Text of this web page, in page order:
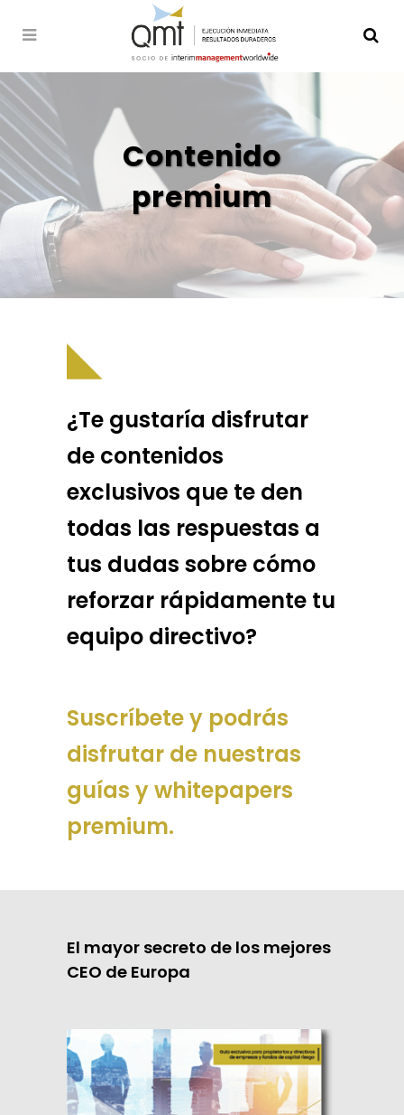
Contenido
premium
¿Te gustaría disfrutar
de contenidos
exclusivos que te den
todas las respuestas a
tus dudas sobre cómo
reforzar rápidamente tu
equipo directivo?
Suscríbete y podrás
disfrutar de nuestras
guías y whitepapers
premium.
El mayor secreto de los mejores
CEO de Europa